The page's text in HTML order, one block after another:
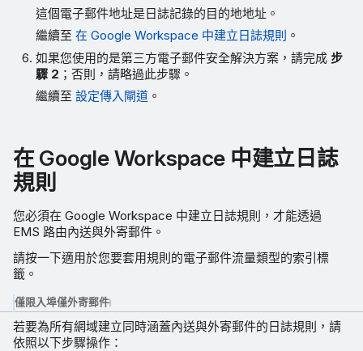
這個電子郵件地址是日誌記錄的目的地地址。
繼續至在 Google Workspace 中建立日誌規則 。
如果您使用的是第三方電子郵件安全解決方案，請完成 步
驟 2 ；否則，請略過此步驟。
繼續至設定傳入閘道 。
在 Google Workspace 中建立日誌
規則
您必須在 Google Workspace 中建立日誌規則，才能透過
EMS 路由內送與外寄郵件。
請按一下適用於您要套用規則的電子郵件流量類型的索引標
籤。
僅限入埠僅外寄郵件
若要為所有網域建立同時涵蓋內送與外寄郵件的日誌規則，請
依照以下步驟操作：